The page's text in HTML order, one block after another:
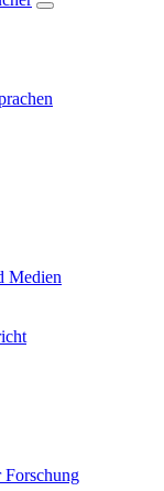
Medien
Forschung